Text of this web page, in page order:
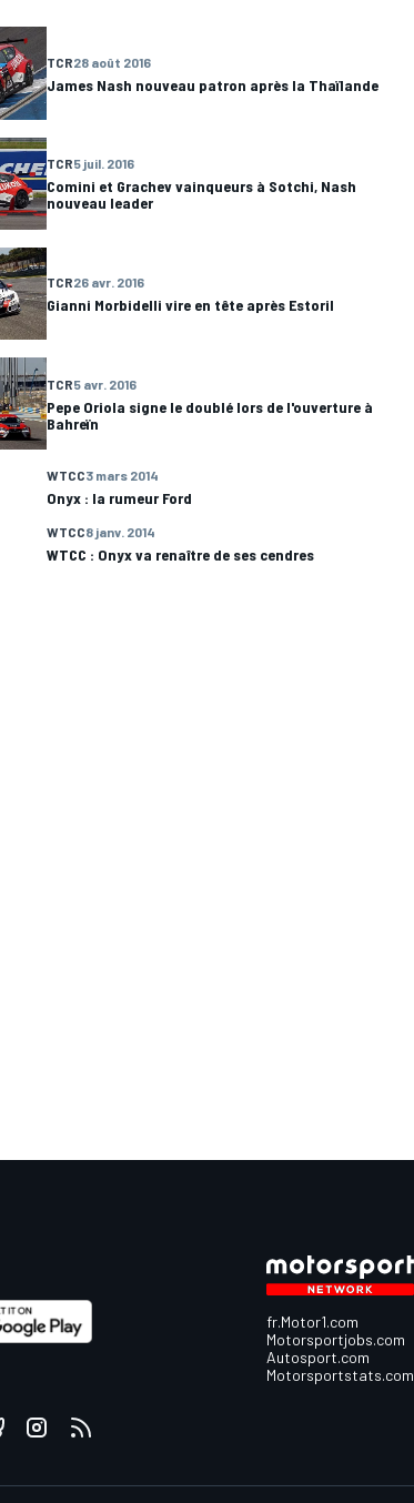
TCR28 août 2016
James Nash nouveau patron après la Thaïlande
TCR5 juil. 2016
Comini et Grachev vainqueurs à Sotchi, Nash
nouveau leader
TCR26 avr. 2016
Gianni Morbidelli vire en tête après Estoril
TCR5 avr. 2016
Pepe Oriola signe le doublé lors de l'ouverture à
Bahreïn
WTCC3 mars 2014
Onyx : la rumeur Ford
WTCC8 janv. 2014
WTCC : Onyx va renaître de ses cendres
fr.Motor1.com
Motorsportjobs.com
Autosport.com
Motorsportstats.com